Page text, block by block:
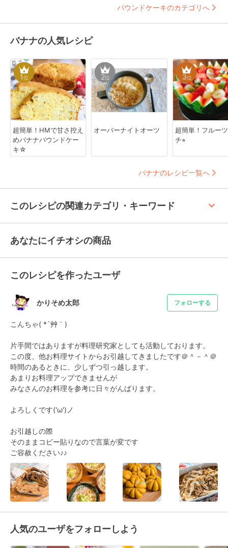
パウンドケーキのカテゴリへ
バナナの人気レシピ
1位
超簡単！HMで甘さ控え
めバナナパウンドケー
キ☆
2位
オーバーナイトオーツ
3位
超簡単！フルー
チ⭐︎
バナナのレシピ一覧へ
このレシピの関連カテゴリ・キーワード keyboard_arrow_up
あなたにイチオシの商品
このレシピを作ったユーザ
かりそめ太郎 フォローする
こんちゃ( *´艸｀)
片手間ではありますが料理研究家としても活動しております。
この度、他お料理サイトからお引越してきましたです＠＾－＾＠
時間のあるときに、少しずつ引っ越します。
あまりお料理アップできませんが
みなさんのお料理を参考に日々がんばります。
よろしくです('ω')ノ
お引越しの際
そのままコピー貼りなので言葉が変です
ご容赦ください♪♪
人気のユーザをフォローしよう